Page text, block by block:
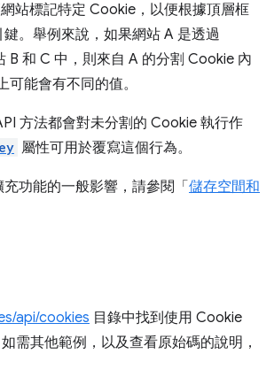
站標記特定 Cookie，以便根據頂層框
。舉例來說，如果網站 A 是透過
B 和 C 中，則來自 A 的分割 Cookie 內
可能會有不同的值。
方法都會對未分割的 Cookie 執行作
屬性可用於覆寫這個行為。
功能的一般影響，請參閱「 儲存空間和
api/cookies 目錄中找到使用 Cookie
需其他範例，以及查看原始碼的說明，